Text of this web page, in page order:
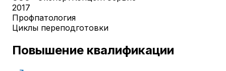
2017
Профпатология
Циклы переподготовки
Повышение квалификации